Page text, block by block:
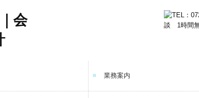
業務案内